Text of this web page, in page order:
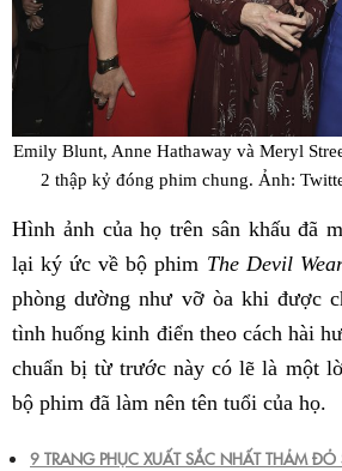
Emily Blunt, Anne Hathaway và Meryl
2 thập kỷ đóng phim chung. Ảnh:
Hình ảnh của họ trên sân khấu đã
lại ký ức về bộ phim The Devil
phòng dường như vỡ òa khi được
tình huống kinh điển theo cách hài
chuẩn bị từ trước này có lẽ là một
bộ phim đã làm nên tên tuổi của họ.
9 TRANG PHỤC XUẤT SẮC NHẤT THẢM